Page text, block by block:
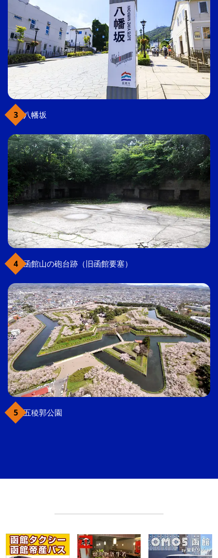
八幡坂
函館山の砲台跡（旧函館要塞）
五稜郭公園